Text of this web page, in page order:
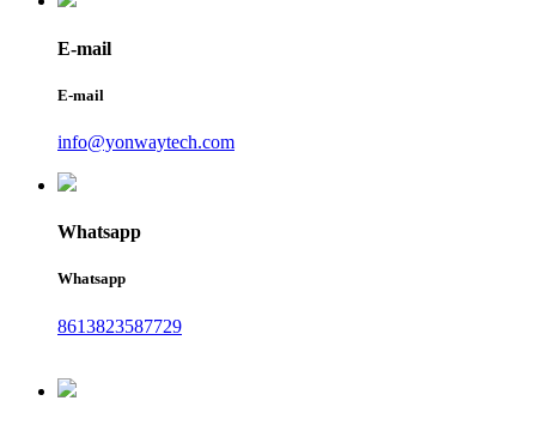
E-mail
E-mail
info@yonwaytech.com
Whatsapp
Whatsapp
8613823587729